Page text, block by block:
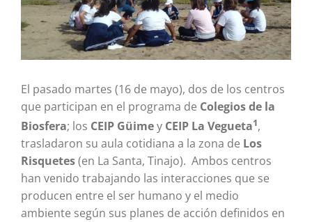
El pasado martes (16 de mayo), dos de los centros
que participan en el programa de Colegios de la
Biosfera; los CEIP Güimey CEIP La Vegueta1,
trasladaron su aula cotidiana a la zona de Los
Risquetes(en La Santa, Tinajo). Ambos centros
han venido trabajando las interacciones que se
producen entre el ser humano y el medio
ambiente según sus planes de acción definidos en